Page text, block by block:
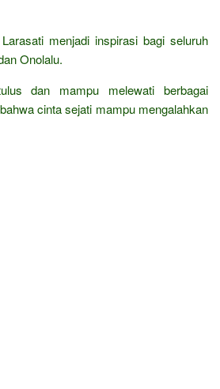
menjadi inspirasi bagi seluruh
Onolalu.
dan mampu melewati berbagai
cinta sejati mampu mengalahkan